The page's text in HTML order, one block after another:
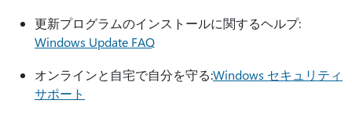
更新プログラムのインストールに関するヘルプ:
Windows Update FAQ
オンラインと自宅で自分を守る:Windows セキュリティ
サポート